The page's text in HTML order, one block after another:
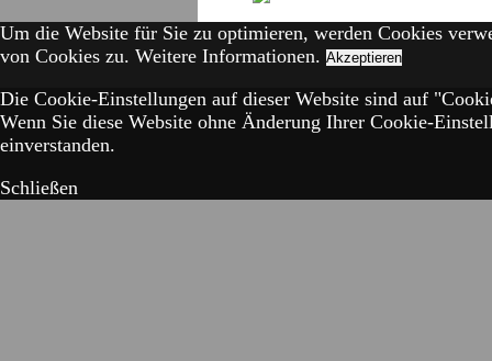
Um die Website für Sie zu optimieren, werden Cookies
von Cookies zu. Weitere Informationen. Akzeptieren
Die Cookie-Einstellungen auf dieser Website sind auf
Wenn Sie diese Website ohne Änderung Ihrer Cookie-
einverstanden.
Schließen